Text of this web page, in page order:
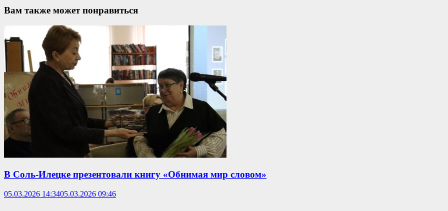
Вам также может понравиться
В Соль-Илецке презентовали книгу «Обнимая мир словом»
05.03.2026 14:3405.03.2026 09:46